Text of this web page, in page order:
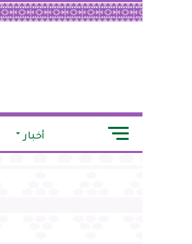
أخبار